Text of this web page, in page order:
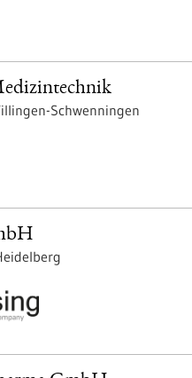
Schwenningen